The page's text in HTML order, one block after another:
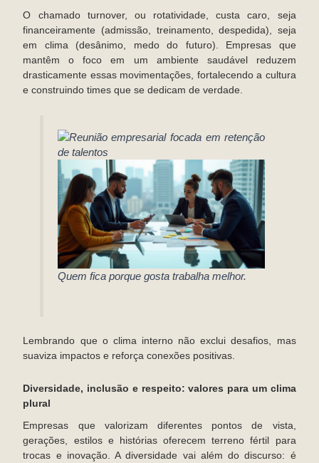
O chamado turnover, ou rotatividade, custa caro, seja
financeiramente (admissão, treinamento, despedida), seja
em clima (desânimo, medo do futuro). Empresas que
mantêm o foco em um ambiente saudável reduzem
drasticamente essas movimentações, fortalecendo a cultura
e construindo times que se dedicam de verdade.
Quem fica porque gosta trabalha melhor.
Lembrando que o clima interno não exclui desafios, mas
suaviza impactos e reforça conexões positivas.
Diversidade, inclusão e respeito: valores para um clima
plural
Empresas que valorizam diferentes pontos de vista,
gerações, estilos e histórias oferecem terreno fértil para
trocas e inovação. A diversidade vai além do discurso: é